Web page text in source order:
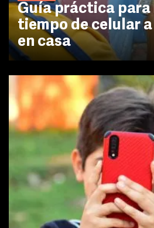
Guía práctica para
tiempo de celular
en casa